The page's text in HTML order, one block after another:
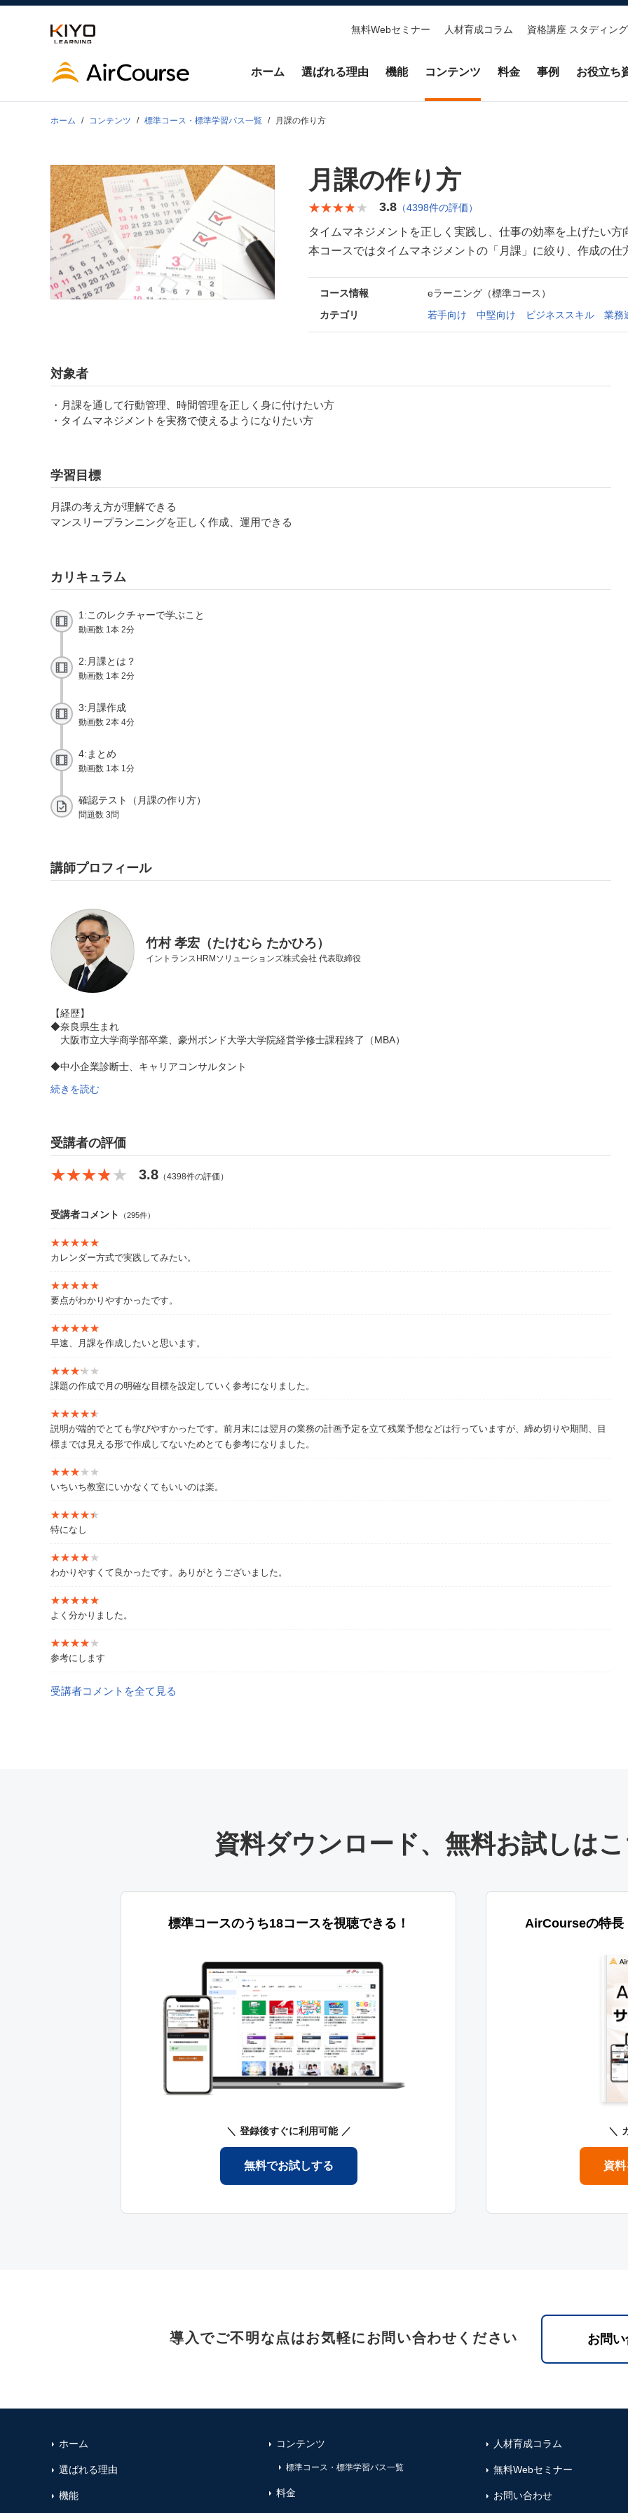
無料Webセミナー 人材育成コラム 資格講座 スタディング
ホーム 選ばれる理由 機能 コンテンツ 料金 事例 お役立ち
ホーム コンテンツ 標準コース・標準学習パス一覧 月課の作り方
月課の作り方
★★★★★
★★★★★ 3.8 （4398件の評価）
タイムマネジメントを正しく実践し、仕事の効率を上げたい
本コースではタイムマネジメントの「月課」に絞り、作成の仕
コース情報
eラーニング（標準コース）
カテゴリ
若手向け 中堅向け ビジネススキル 業務
対象者
・月課を通して行動管理、時間管理を正しく身に付けたい方
・タイムマネジメントを実務で使えるようになりたい方
学習目標
月課の考え方が理解できる
マンスリープランニングを正しく作成、運用できる
カリキュラム
1:このレクチャーで学ぶこと
動画数 1本 2分
2:月課とは？
動画数 1本 2分
3:月課作成
動画数 2本 4分
4:まとめ
動画数 1本 1分
確認テスト（月課の作り方）
問題数 3問
講師プロフィール
竹村 孝宏（たけむら たかひろ）
イントランスHRMソリューションズ株式会社 代表取締役
【経歴】
◆奈良県生まれ
大阪市立大学商学部卒業、豪州ボンド大学大学院経営学修士課程終了（MBA）
◆中小企業診断士、キャリアコンサルタント
◆1982年日本電装㈱（現㈱デンソー）に入社し、企画、営業部門を経て、「新興国向低コスト製品企画」「コンパクトカー向
成事業に専念している。現場の最前線で培った豊富なノウハウを体系化した能力開発トレーニングや営業力強化指導にあたって
受講者の立場に立った熱血指導には定評がある。
『部下をたちまちやる気にさせるモチベーション・マネジメント入門』（中経出版）
『部下をやる気にさせるモチベーション・マネジメントの技術』（中経出版）
【WEB】
＜HP＞
続きを読む
受講者の評価
★★★★★
★★★★★ 3.8 （4398件の評価）
受講者コメント （295件）
★★★★★
★★★★★
カレンダー方式で実践してみたい。
★★★★★
★★★★★
要点がわかりやすかったです。
★★★★★
★★★★★
早速、月課を作成したいと思います。
★★★★★
★★★★★
課題の作成で月の明確な目標を設定していく参考になりました。
★★★★★
★★★★★
説明が端的でとても学びやすかったです。前月末には翌月の業務の計画予定を立て残業予想などは行っていますが、締め切りや期間、目
標までは見える形で作成してないためとても参考になりました。
★★★★★
★★★★★
いちいち教室にいかなくてもいいのは楽。
★★★★★
★★★★★
特になし
★★★★★
★★★★★
わかりやすくて良かったです。ありがとうございました。
★★★★★
★★★★★
よく分かりました。
★★★★★
★★★★★
参考にします
受講者コメントを全て見る
資料ダウンロード、 無料お試しは
標準コースのうち18コースを視聴できる！
登録後すぐに利用可能
無料でお試しする
AirCourseの特長
資
導入でご不明な点はお気軽にお問い合わせください お問
ホーム
選ばれる理由
機能
コンテンツ
標準コース・標準学習パス一覧
料金
人材育成コラム
無料Webセミナー
お問い合わせ